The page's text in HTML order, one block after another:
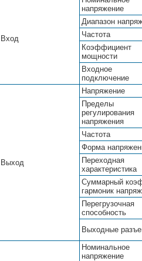
Вход
напряжение
Диапазон
Частота
Коэффициент
мощности
Входное
подключение
Выход
Напряжение
Пределы
регулирования
напряжения
Частота
Форма
Переходная
характеристика
Суммарный
гармоник
Перегрузочная
способность
Выходные
Номинальное
напряжение